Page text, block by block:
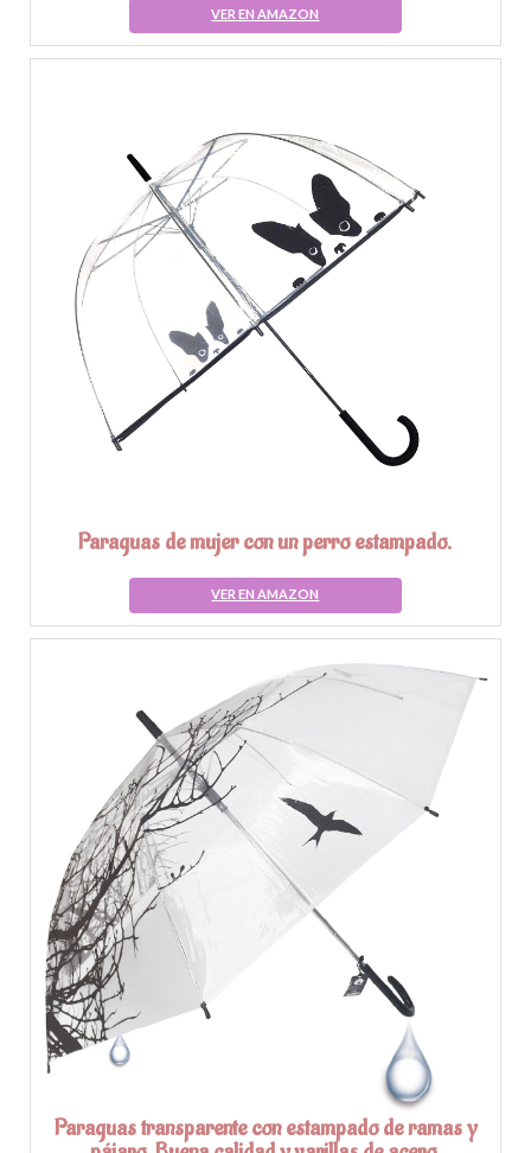
VER EN AMAZON
Paraguas de mujer con un perro estampado.
VER EN AMAZON
Paraguas transparente con estampado de ramas y